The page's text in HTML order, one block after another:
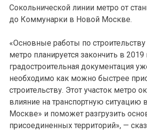
Сокольнической линии метро от
до Коммунарки в Новой Москве.
«Основные работы по строительству
метро планируется закончить в
градостроительная документация
необходимо как можно быстрее
строительству. Этот участок метро
влияние на транспортную ситуацию
Москве» и поможет разгрузить
присоединенных территорий», —